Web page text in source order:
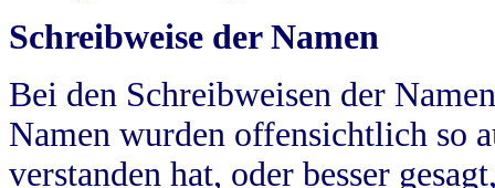
Schreibweise der Namen
Bei den Schreibweisen der
Namen wurden offensichtlich so
verstanden hat, oder besser